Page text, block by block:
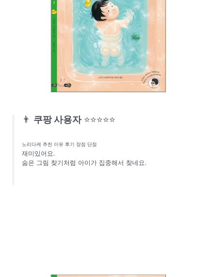
👨 쿠팡 사용자 ⭐⭐⭐⭐⭐
노리다케 추천 이유 후기 장점 단점
재미있어요.
숨은 그림 찾기처럼 아이가 집중해서 찾네요.